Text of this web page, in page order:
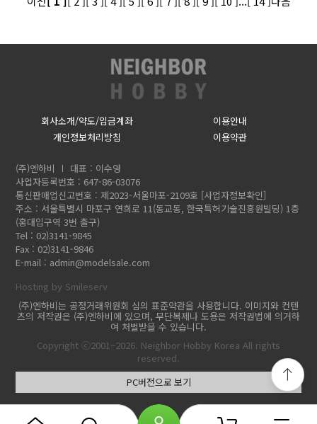
회사소개/약도/입금계좌
이용안내
개인정보처리방침
이용약관
(주)엔하비
대표 : 이수영
사업자등록번호 : 647-86-03076
통신판매업신고번호 : 제2023-서울마포-2109호 [사업자정보확인]
주소 : 서울특별시 마포구 연희로 11(동교동, 한국특허기술진흥원빌딩) 1층
(홍대입구역 3번 출구)
Tel : 02)3141-9845
Fax : 02)3141-9846
E-mail : admin@modelsale.com
Hosting by Smileserv
(주)엔하비는 공정거래위원회 심의 표준약관을 사용합니다. 이미지와 컨텐
츠의 저작권은 (주)엔하비에 있으며, 무단복제나 도용은 저작권법에 의거하
여 처벌받을 수 있습니다.
Copyright ⓒ2001~2026. Neighbor Hobby Korea All rights
reserved.
PC버전으로 보기